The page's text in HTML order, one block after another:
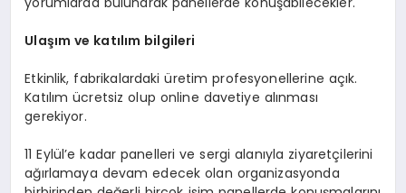
Ulaşım ve katılım bilgileri
Etkinlik, fabrikalardaki üretim profesyonellerine açık.
Katılım ücretsiz olup online davetiye alınması
gerekiyor.
11 Eylül’e kadar panelleri ve sergi alanıyla ziyaretçilerini
ağırlamaya devam edecek olan organizasyonda